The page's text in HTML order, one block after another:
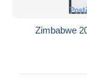
Zimbabwe